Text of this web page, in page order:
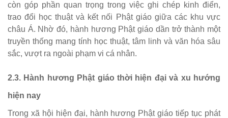
còn góp phần quan trọng trong việc ghi chép kinh điển,
trao đổi học thuật và kết nối Phật giáo giữa các khu vực
châu Á. Nhờ đó, hành hương Phật giáo dần trở thành một
truyền thống mang tính học thuật, tâm linh và văn hóa sâu
sắc, vượt ra ngoài phạm vi cá nhân.
2.3. Hành hương Phật giáo thời hiện đại và xu hướng
hiện nay
Trong xã hội hiện đại, hành hương Phật giáo tiếp tục phát